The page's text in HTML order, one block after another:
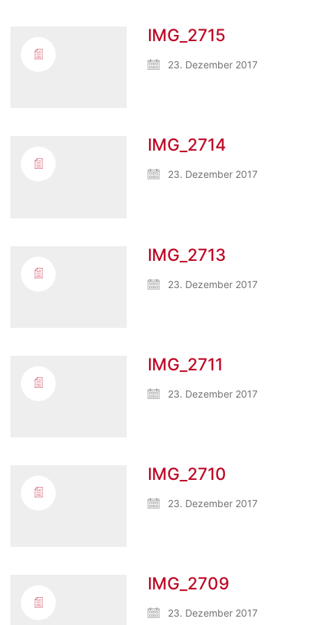
IMG_2715
23. Dezember 2017
IMG_2714
23. Dezember 2017
IMG_2713
23. Dezember 2017
IMG_2711
23. Dezember 2017
IMG_2710
23. Dezember 2017
IMG_2709
23. Dezember 2017